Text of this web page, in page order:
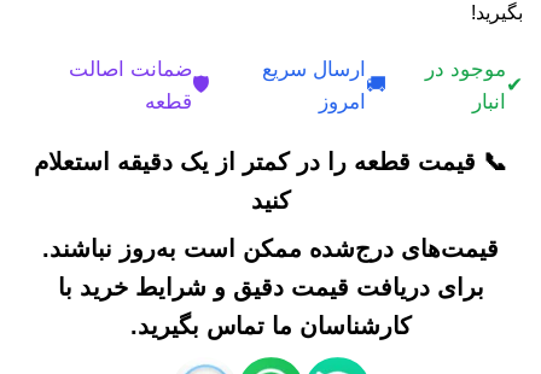
بگیرید!
✔
موجود در
انبار
🚚
ارسال سریع
امروز
🛡️
ضمانت اصالت
قطعه
📞 قیمت قطعه را در کمتر از یک دقیقه استعلام
کنید
قیمت‌های درج‌شده ممکن است به‌روز نباشند.
برای دریافت قیمت دقیق و شرایط خرید با
کارشناسان ما تماس بگیرید.